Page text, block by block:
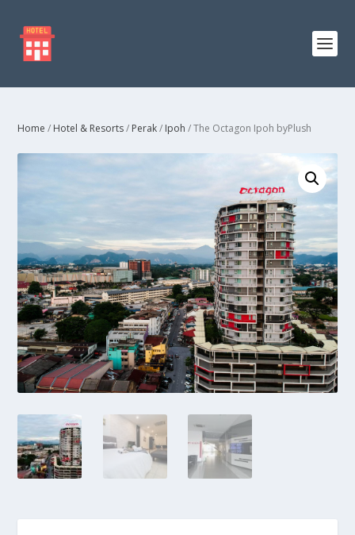
Home / Hotel & Resorts/ Perak/ Ipoh / The Octagon Ipoh byPlush